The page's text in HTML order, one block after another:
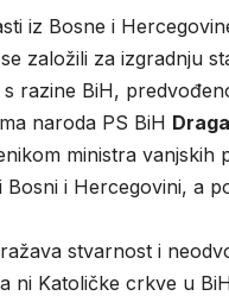
iz Bosne i
založili za izgradnju
razine BiH,
naroda PS BiH
ministra vanjskih
i Hercegovini, a
stvarnost i
ni Katoličke crkve u